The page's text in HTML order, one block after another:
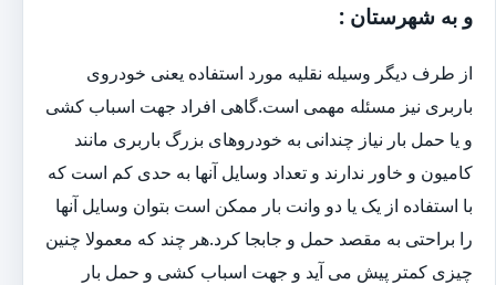
و به شهرستان :
از طرف دیگر وسیله نقلیه مورد استفاده یعنی خودروی
باربری نیز مسئله مهمی است.گاهی افراد جهت اسباب کشی
و یا حمل بار نیاز چندانی به خودروهای بزرگ باربری مانند
کامیون و خاور ندارند و تعداد وسایل آنها به حدی کم است که
با استفاده از یک یا دو وانت بار ممکن است بتوان وسایل آنها
را براحتی به مقصد حمل و جابجا کرد.هر چند که معمولا چنین
چیزی کمتر پیش می آید و جهت اسباب کشی و حمل بار